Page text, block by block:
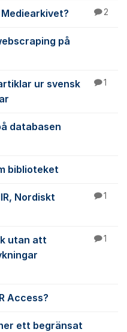
2
på
ur svensk
1
databasen
biblioteket
Nordiskt
1
utan att
1
Access?
ett begränsat